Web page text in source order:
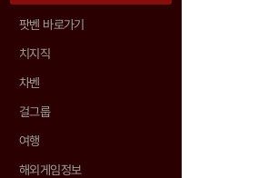
팟벤 바로가기
치지직
차벤
걸그룹
여행
해외게임정보